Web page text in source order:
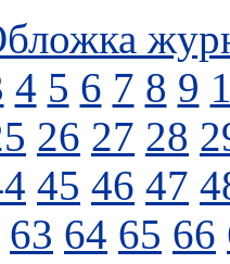
4 5 6 7 8 9
26 27 28
45 46 47
63 64 65 66